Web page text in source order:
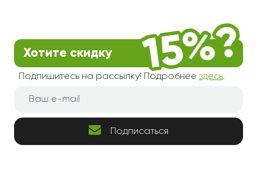
Хотите скидку
Подпишитесь на рассылку! Подробнее здесь.
Подписаться